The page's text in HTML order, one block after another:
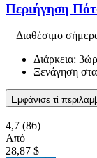
Περιήγηση
Διαθέσιμο
Διάρκεια:
Ξενάγηση
Εμφάνισε τί
4,7 (86)
Από
28,87 $